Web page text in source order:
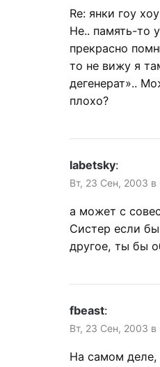
Re: янки гоу
Не.. память-то
прекрасно
то не вижу я
дегенерат»..
плохо?
labetsky:
Вт, 23 Сен, 2003 в
а может с
Систер если
другое, ты бы
fbeast:
Вт, 23 Сен, 2003 в
На самом деле,